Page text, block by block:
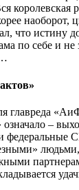
королевская
наоборот,
что истину
по себе и
главреда
–
федеральные
людьми,